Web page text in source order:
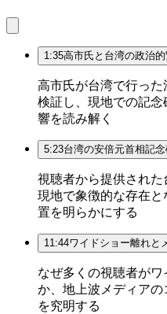
1:35高市氏と台湾の政治的
高市氏が台湾で行っ
検証し、現地での記
響を読み解く
5:23台湾の安倍元首相記
視聴者から提供された
現地で象徴的な存在
置を明らかにする
11:44ワイドショー離れと
なぜ多くの視聴者が
か、地上波メディア
を究明する